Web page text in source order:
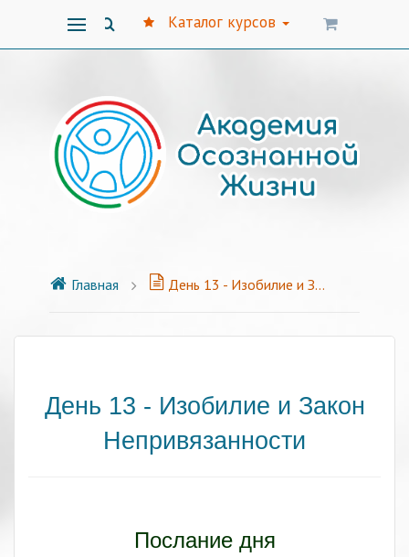
Каталог курсов
Главная День 13 - Изобилие и Закон Непривязанности
День 13 - Изобилие и Закон
Непривязанности
Послание дня